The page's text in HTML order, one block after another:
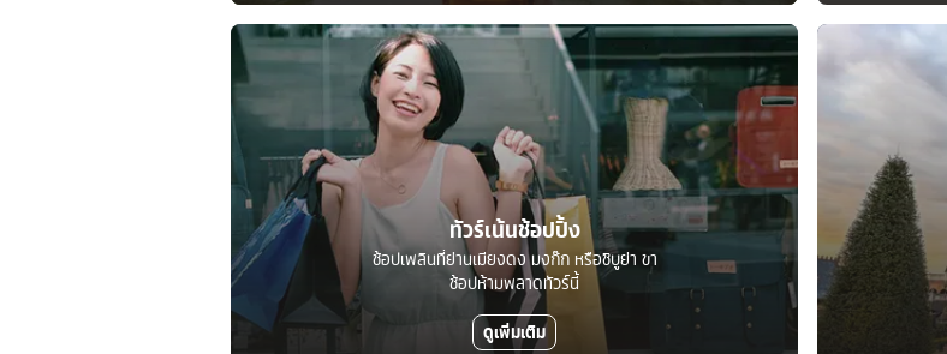
ทัวร์เน้นช้อปปิ้ง
ช้อปเพลินที่ย่านเมียงดง มงก๊ก หรือชิบูย่า ขา
ช้อปห้ามพลาดทัวร์นี้
ดูเพิ่มเติม